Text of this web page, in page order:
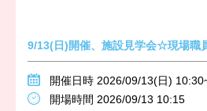
9/13(日)開催、施設見学会☆現場職
開催日時 2026/09/13(日)
開場時間 2026/09/13 10:15